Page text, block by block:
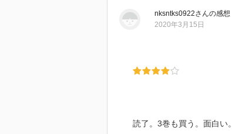
nksntks0922さんの感想
2020年3月15日
読了。3巻も買う。面白い。